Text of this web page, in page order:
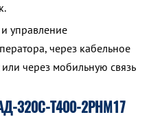
управление
через кабельное
через мобильную связь
320С-Т400-2РНМ17